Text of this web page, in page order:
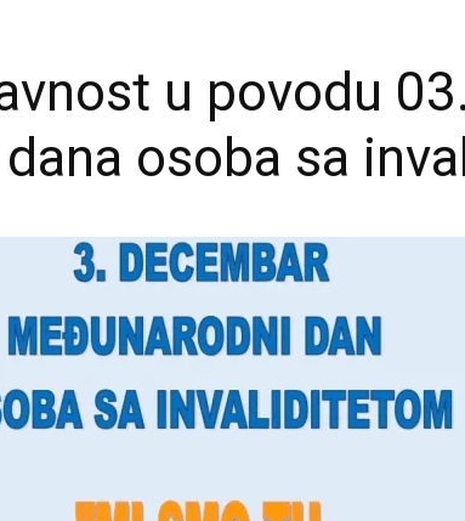
u povodu
osoba sa